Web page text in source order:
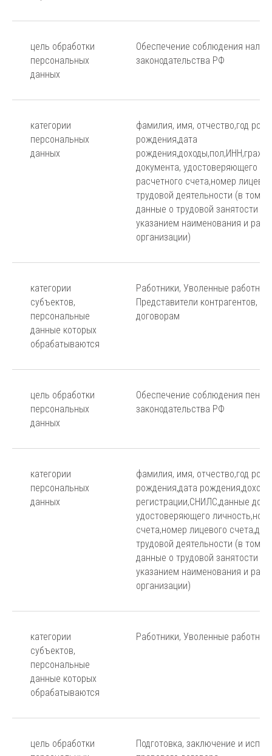
цель обработки
персональных
данных
Обеспечение соблюдения
законодательства РФ
категории
персональных
данных
фамилия, имя, отчество,год
рождения,дата
документа, удостоверяющего
расчетного счета,номер
трудовой деятельности (в том
данные о трудовой занятости
указанием наименования и
организации)
категории
субъектов,
персональные
данные которых
обрабатываются
Работники, Уволенные
Представители контрагентов,
договорам
цель обработки
персональных
данных
Обеспечение соблюдения
законодательства РФ
категории
персональных
данных
фамилия, имя, отчество,год
рождения,дата
регистрации,СНИЛС,данные
удостоверяющего
счета,номер лицевого
трудовой деятельности (в том
данные о трудовой занятости
указанием наименования и
организации)
категории
субъектов,
персональные
данные которых
обрабатываются
Работники, Уволенные
цель обработки
Подготовка, заключение и